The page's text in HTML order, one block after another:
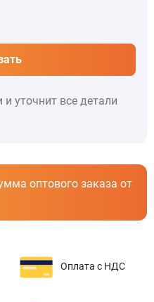
уточнит все детали
оптового заказа от
Оплата с НДС